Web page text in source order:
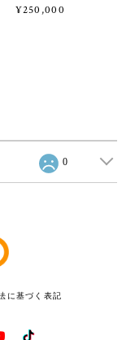
¥250,000
0
に基づく表記